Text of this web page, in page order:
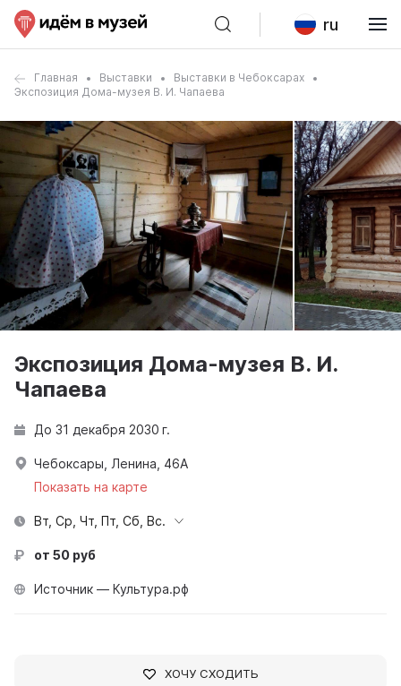
ru
Главная Выставки
Выставки в Чебоксарах
Экспозиция Дома-музея В. И. Чапаева
Экспозиция Дома-музея В. И.
Чапаева
До 31 декабря 2030 г.
Чебоксары, Ленина, 46А
Показать на карте
Вт, Ср, Чт, Пт, Сб, Вс.
от 50 руб
Источник — Культура.рф
ХОЧУ СХОДИТЬ